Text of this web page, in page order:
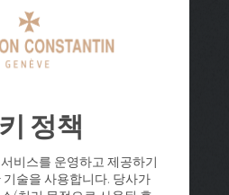
정책
비스를 운영하고 제공하기
술을 사용합니다. 당사가